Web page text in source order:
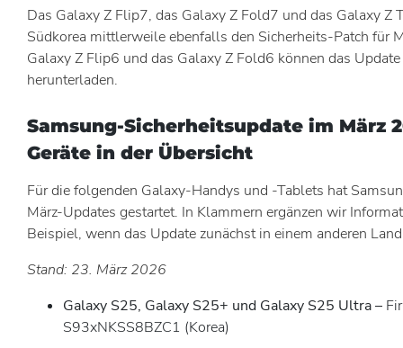
Das Galaxy Z Flip7, das Galaxy Z Fold7 und das Galaxy Z
Südkorea mittlerweile ebenfalls den Sicherheits-Patch für
Galaxy Z Flip6 und das Galaxy Z Fold6 können das
herunterladen.
Samsung-Sicherheitsupdate im März
Geräte in der Übersicht
Für die folgenden Galaxy-Handys und -Tablets hat
März-Updates gestartet. In Klammern ergänzen wir
Beispiel, wenn das Update zunächst in einem anderen
Stand: 23. März 2026
Galaxy S25, Galaxy S25+ und Galaxy S25 Ultra –
S93xNKSS8BZC1 (Korea)